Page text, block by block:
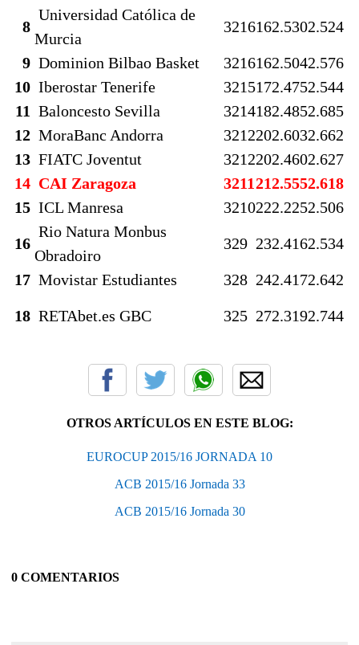
8
Universidad Católica de
Murcia
3216162.5302.524
9 Dominion Bilbao Basket 3216162.5042.576
10 Iberostar Tenerife 3215172.4752.544
11 Baloncesto Sevilla 3214182.4852.685
12 MoraBanc Andorra 3212202.6032.662
13 FIATC Joventut 3212202.4602.627
14 CAI Zaragoza 3211212.5552.618
15 ICL Manresa 3210222.2252.506
16
Rio Natura Monbus
Obradoiro
329 232.4162.534
17 Movistar Estudiantes 328 242.4172.642
18 RETAbet.es GBC 325 272.3192.744
OTROS ARTÍCULOS EN ESTE BLOG:
EUROCUP 2015/16 JORNADA 10
ACB 2015/16 Jornada 33
ACB 2015/16 Jornada 30
0 COMENTARIOS